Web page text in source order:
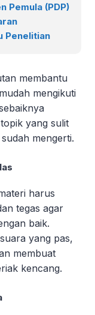
Pemula (PDP)
Penelitian
membantu
mengikuti
yang sulit
mengerti.
harus
tegas agar
baik.
yang pas,
membuat
kencang.